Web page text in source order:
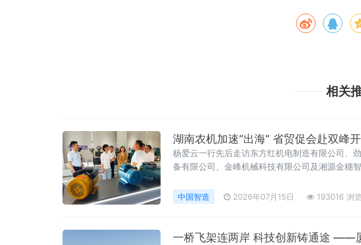
相关
湖南农机加速“出海” 省贸促会赴双峰
杨爱云一行先后走访东方红机电制造有限公司、
备有限公司、金峰机械科技有限公司及湘源金穗
中国智造 2026年07月15日 193016 浏
一桥飞架连两岸 科技创新铸通途 ——